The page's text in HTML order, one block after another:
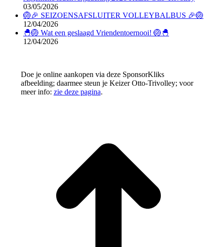
03/05/2026
🏐🎉 SEIZOENSAFSLUITER VOLLEYBALBUS 🎉🏐
12/04/2026
🐣🏐 Wat een geslaagd Vriendentoernooi! 🏐🐣
12/04/2026
Doe je online aankopen via deze SponsorKliks
afbeelding; daarmee steun je Keizer Otto-Trivolley; voor
meer info: zie deze pagina.